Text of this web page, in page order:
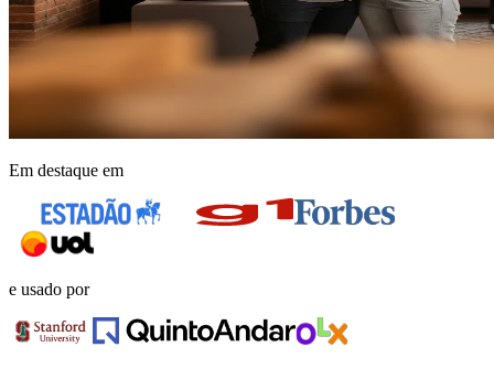
Em destaque em
e usado por